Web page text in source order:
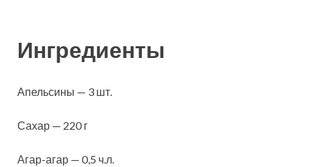
Ингредиенты
Апельсины — 3 шт.
Сахар — 220 г
Агар-агар — 0,5 ч.л.